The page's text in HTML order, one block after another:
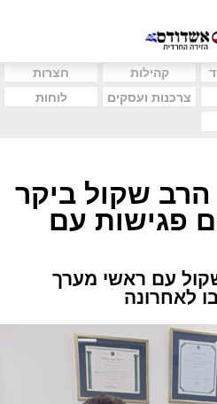
קהילות
חצרות
צרכנות ועסקים
לוחות
הרב שקול ביקר
פגישות עם
עם ראשי מערך
לאחרונה